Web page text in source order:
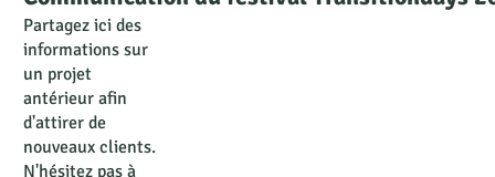
Partagez ici des
informations sur
un projet
antérieur afin
d'attirer de
nouveaux clients.
N'hésitez pas à